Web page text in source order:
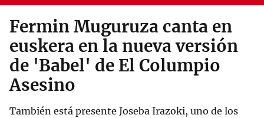
Fermin Muguruza canta en
euskera en la nueva versión
de 'Babel' de El Columpio
Asesino
También está presente Joseba Irazoki, uno de los